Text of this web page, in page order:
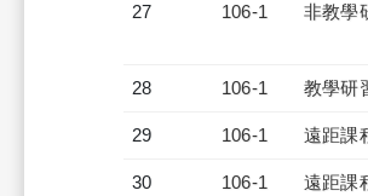
27 106-1 非教學
28 106-1 教學研
29 106-1 遠距課
30 106-1 遠距課